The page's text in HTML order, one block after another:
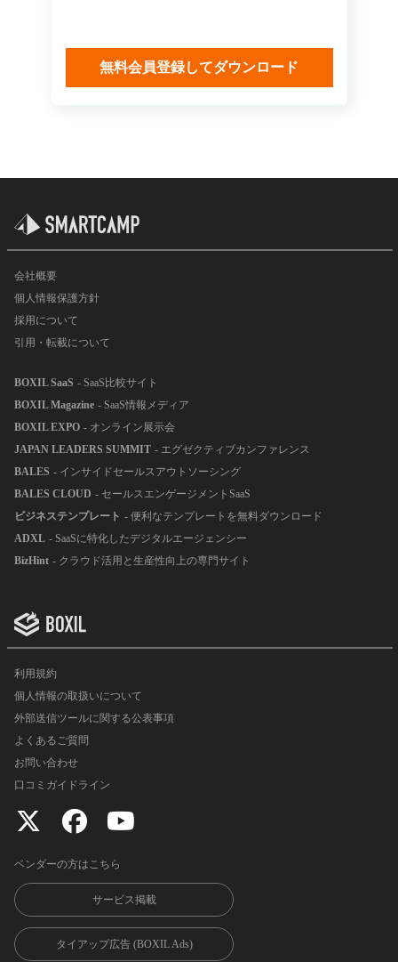
無料会員登録してダウンロード
会社概要
個人情報保護方針
採用について
引用・転載について
BOXIL SaaS - SaaS比較サイト
BOXIL Magazine - SaaS情報メディア
BOXIL EXPO - オンライン展示会
JAPAN LEADERS SUMMIT - エグゼクティブカンファレンス
BALES - インサイドセールスアウトソーシング
BALES CLOUD - セールスエンゲージメントSaaS
ビジネステンプレート - 便利なテンプレートを無料ダウンロード
ADXL - SaaSに特化したデジタルエージェンシー
BizHint - クラウド活用と生産性向上の専門サイト
利用規約
個人情報の取扱いについて
外部送信ツールに関する公表事項
よくあるご質問
お問い合わせ
口コミガイドライン
ベンダーの方はこちら
サービス掲載
タイアップ広告 (BOXIL Ads)